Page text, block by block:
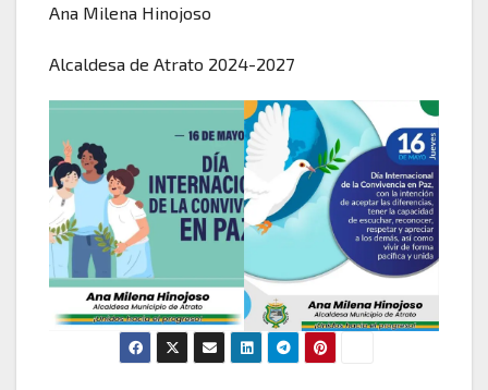
Ana Milena Hinojoso
Alcaldesa de Atrato 2024-2027